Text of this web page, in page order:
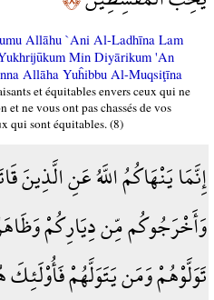
Allāhu `Ani Al-Ladhīna Lam
Min Diyārikum 'An
Allāha Yuĥibbu Al-Muqsiţīna
et équitables envers ceux qui ne
ne vous ont pas chassés de vos
qui sont équitables. (8)
إِنَّمَا يَنْهَاكُمُ اللَّهُ عَنِ الَّذِينَ
وَأَخْرَجُوكُم مِّن دِيَارِكُمْ
تَوَلَّوْهُمْ وَمَن يَتَوَلَّهُمْ